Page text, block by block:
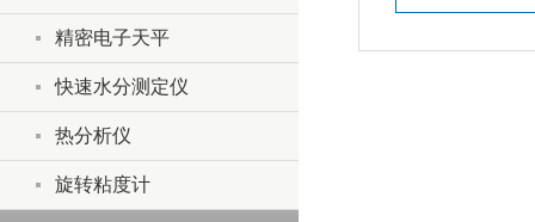
精密电子天平
快速水分测定仪
热分析仪
旋转粘度计